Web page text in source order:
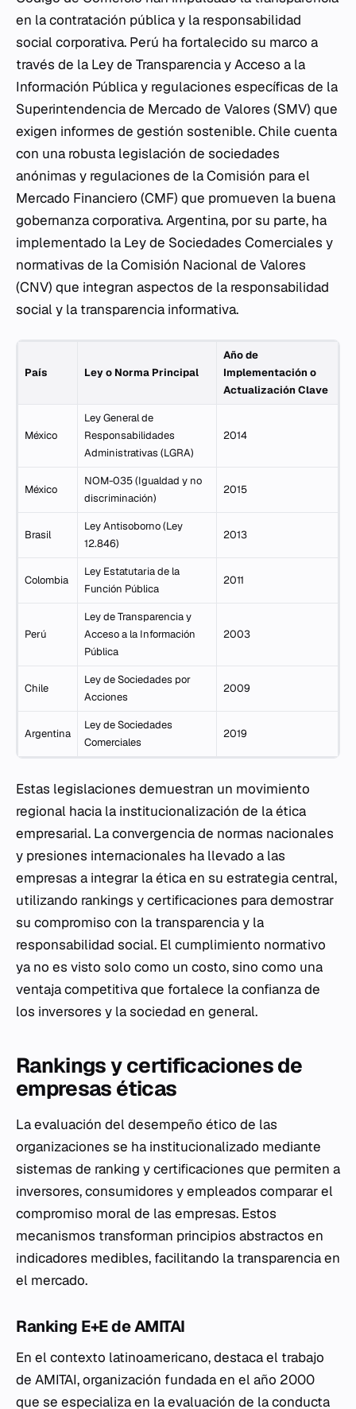
en la contratación pública y la responsabilidad
social corporativa. Perú ha fortalecido su marco a
través de la Ley de Transparencia y Acceso a la
Información Pública y regulaciones específicas de la
Superintendencia de Mercado de Valores (SMV) que
exigen informes de gestión sostenible. Chile cuenta
con una robusta legislación de sociedades
anónimas y regulaciones de la Comisión para el
Mercado Financiero (CMF) que promueven la buena
gobernanza corporativa. Argentina, por su parte, ha
implementado la Ley de Sociedades Comerciales y
normativas de la Comisión Nacional de Valores
(CNV) que integran aspectos de la responsabilidad
social y la transparencia informativa.
País Ley o Norma Principal
Año de
Implementación o
Actualización Clave
México
Ley General de
Responsabilidades
Administrativas (LGRA)
2014
México
NOM-035 (Igualdad y no
discriminación)
2015
Brasil
Ley Antisoborno (Ley
12.846)
2013
Colombia
Ley Estatutaria de la
Función Pública
2011
Perú
Ley de Transparencia y
Acceso a la Información
Pública
2003
Chile
Ley de Sociedades por
Acciones
2009
Argentina
Ley de Sociedades
Comerciales
2019
Estas legislaciones demuestran un movimiento
regional hacia la institucionalización de la ética
empresarial. La convergencia de normas nacionales
y presiones internacionales ha llevado a las
empresas a integrar la ética en su estrategia central,
utilizando rankings y certificaciones para demostrar
su compromiso con la transparencia y la
responsabilidad social. El cumplimiento normativo
ya no es visto solo como un costo, sino como una
ventaja competitiva que fortalece la confianza de
los inversores y la sociedad en general.
Rankings y certificaciones de
empresas éticas
La evaluación del desempeño ético de las
organizaciones se ha institucionalizado mediante
sistemas de ranking y certificaciones que permiten a
inversores, consumidores y empleados comparar el
compromiso moral de las empresas. Estos
mecanismos transforman principios abstractos en
indicadores medibles, facilitando la transparencia en
el mercado.
Ranking E+E de AMITAI
En el contexto latinoamericano, destaca el trabajo
de AMITAI, organización fundada en el año 2000
que se especializa en la evaluación de la conducta